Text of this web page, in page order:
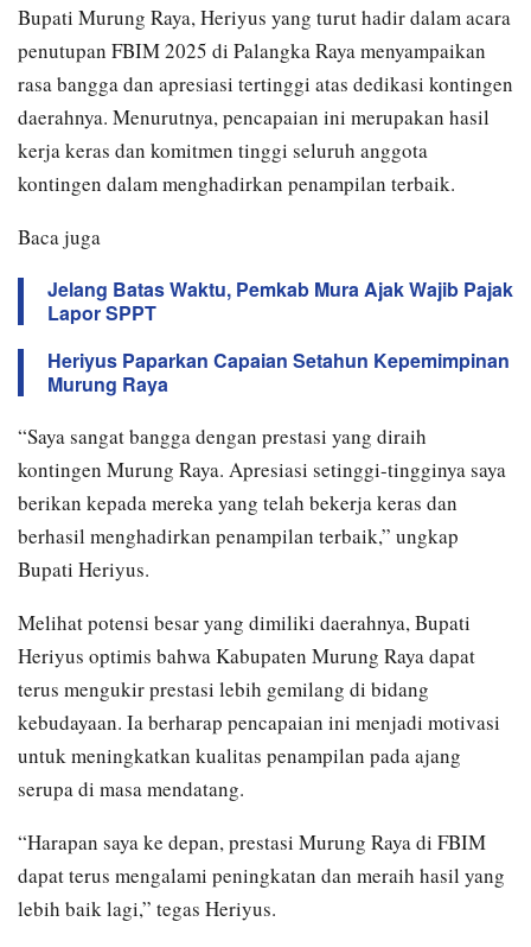
Bupati Murung Raya, Heriyus yang turut hadir dalam acara
penutupan FBIM 2025 di Palangka Raya menyampaikan
rasa bangga dan apresiasi tertinggi atas dedikasi kontingen
daerahnya. Menurutnya, pencapaian ini merupakan hasil
kerja keras dan komitmen tinggi seluruh anggota
kontingen dalam menghadirkan penampilan terbaik.
Baca juga
Jelang Batas Waktu, Pemkab Mura Ajak Wajib Pajak
Lapor SPPT
Heriyus Paparkan Capaian Setahun Kepemimpinan
Murung Raya
“Saya sangat bangga dengan prestasi yang diraih
kontingen Murung Raya. Apresiasi setinggi-tingginya saya
berikan kepada mereka yang telah bekerja keras dan
berhasil menghadirkan penampilan terbaik,” ungkap
Bupati Heriyus.
Melihat potensi besar yang dimiliki daerahnya, Bupati
Heriyus optimis bahwa Kabupaten Murung Raya dapat
terus mengukir prestasi lebih gemilang di bidang
kebudayaan. Ia berharap pencapaian ini menjadi motivasi
untuk meningkatkan kualitas penampilan pada ajang
serupa di masa mendatang.
“Harapan saya ke depan, prestasi Murung Raya di FBIM
dapat terus mengalami peningkatan dan meraih hasil yang
lebih baik lagi,” tegas Heriyus.